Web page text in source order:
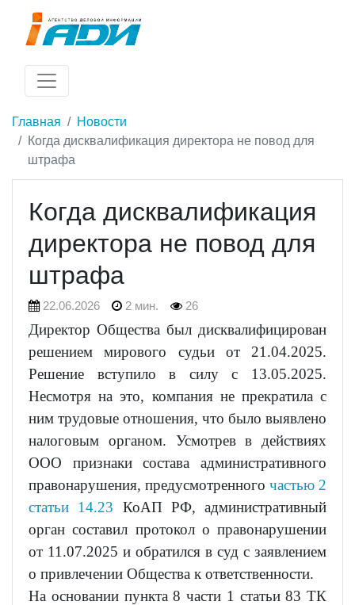
Главная
Новости
Когда дисквалификация директора не повод для
штрафа
Когда дисквалификация
директора не повод для
штрафа
22.06.2026 2 мин. 26
Директор Общества был дисквалифицирован
решением мирового судьи от 21.04.2025.
Решение вступило в силу с 13.05.2025.
Несмотря на это, компания не прекратила с
ним трудовые отношения, что было выявлено
налоговым органом. Усмотрев в действиях
ООО признаки состава административного
правонарушения, предусмотренного частью 2
статьи 14.23 КоАП РФ, административный
орган составил протокол о правонарушении
от 11.07.2025 и обратился в суд с заявлением
о привлечении Общества к ответственности.
На основании пункта 8 части 1 статьи 83 ТК